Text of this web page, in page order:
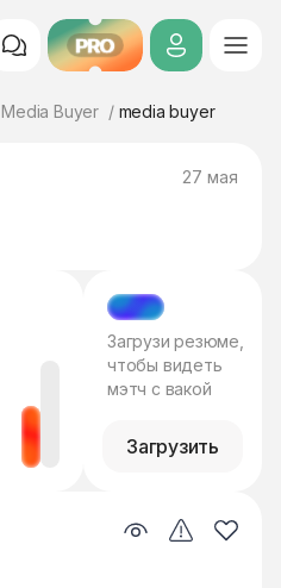
PRO
Media Buyer media buyer
27 мая
МЭТЧ
Загрузи резюме,
чтобы видеть
мэтч с вакой
Загрузить